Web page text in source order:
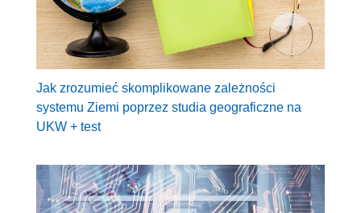
Jak zrozumieć skomplikowane zależności
systemu Ziemi poprzez studia geograficzne na
UKW + test